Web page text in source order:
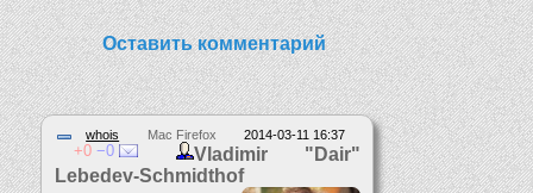
Оставить комментарий
2014-03-11 16:37
Mac Firefox
whois
0 0
Vladimir "Dair"
Lebedev-Schmidthof